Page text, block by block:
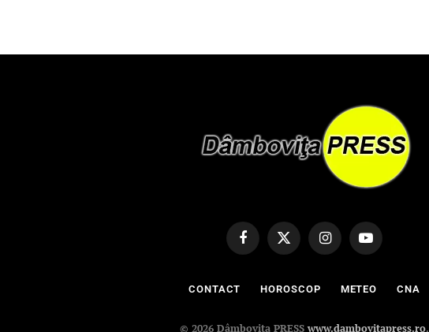
FacebookX
(Twitter)
InstagramYouTube
CONTACT HOROSCOP METEO CNA
© 2026 Dâmbovița PRESSwww.dambovitapress.ro.